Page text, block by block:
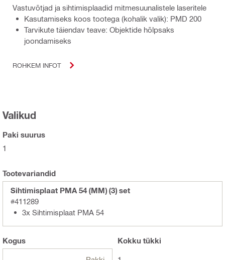
Vastuvõtjad ja sihtimisplaadid mitmesuunalistele laseritele
Kasutamiseks koos tootega (kohalik valik): PMD 200
Tarvikute täiendav teave: Objektide hõlpsaks
joondamiseks
ROHKEM INFOT
Valikud
Paki suurus
1
Tootevariandid
Sihtimisplaat PMA 54 (MM) (3) set
#411289
3x Sihtimisplaat PMA 54
Kogus Kokku tükki